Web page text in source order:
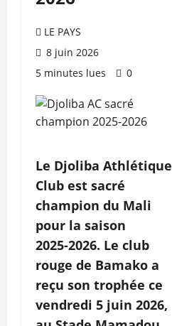
LE PAYS
8 juin 2026
5 minutes lues
0
Le Djoliba Athlétique
Club est sacré
champion du Mali
pour la saison
2025‑2026. Le club
rouge de Bamako a
reçu son trophée ce
vendredi 5 juin 2026,